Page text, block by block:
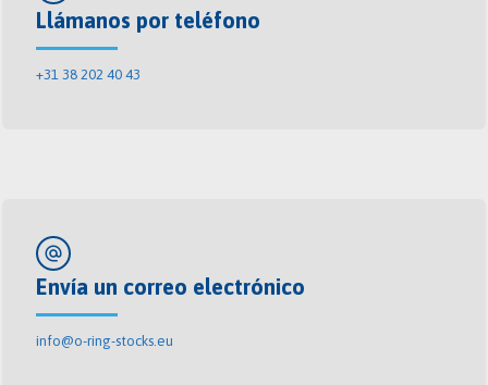
Llámanos por teléfono
+31 38 202 40 43
alternate_email
Envía un correo electrónico
info@o-ring-stocks.eu